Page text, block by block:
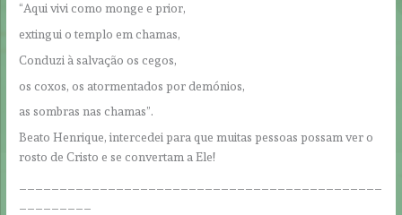
“Aqui vivi como monge e prior,
extingui o templo em chamas,
Conduzi à salvação os cegos,
os coxos, os atormentados por demónios,
as sombras nas chamas”.
Beato Henrique, intercedei para que muitas pessoas possam ver o
rosto de Cristo e se convertam a Ele!